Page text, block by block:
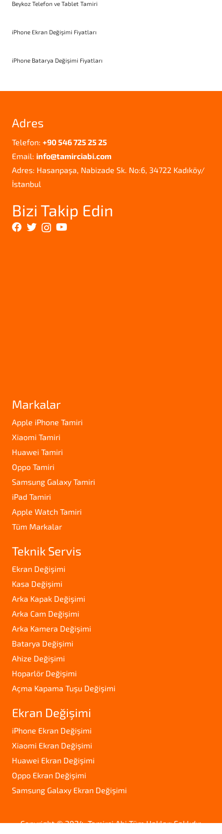
Beykoz Telefon ve Tablet Tamiri
iPhone Ekran Değişimi Fiyatları
iPhone Batarya Değişimi Fiyatları
Adres
Telefon: +90 546 725 25 25
Email: info@tamirciabi.com
Adres: Hasanpaşa, Nabizade Sk. No:6, 34722 Kadıköy/
İstanbul
Bizi Takip Edin
Markalar
Apple iPhone Tamiri
Xiaomi Tamiri
Huawei Tamiri
Oppo Tamiri
Samsung Galaxy Tamiri
iPad Tamiri
Apple Watch Tamiri
Tüm Markalar
Teknik Servis
Ekran Değişimi
Kasa Değişimi
Arka Kapak Değişimi
Arka Cam Değişimi
Arka Kamera Değişimi
Batarya Değişimi
Ahize Değişimi
Hoparlör Değişimi
Açma Kapama Tuşu Değişimi
Ekran Değişimi
iPhone Ekran Değişimi
Xiaomi Ekran Değişimi
Huawei Ekran Değişimi
Oppo Ekran Değişimi
Samsung Galaxy Ekran Değişimi
Copyright © 2024. Tamirci Abi Tüm Hakları Saklıdır.